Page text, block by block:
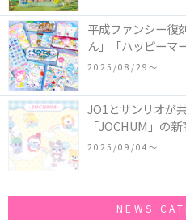
平成ファンシー復
ん」「ハッピーマ
どの「カンペンケ
2025/08/29〜
JO1とサンリオが
「JOCHUM」の
ザインシリーズ」
2025/09/04〜
NEWS